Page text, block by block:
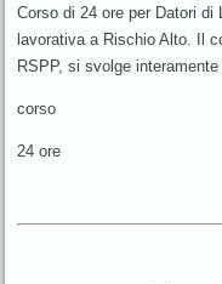
Corso di 24 ore per Datori
lavorativa a Rischio Alto. Il
RSPP, si svolge
corso
24 ore